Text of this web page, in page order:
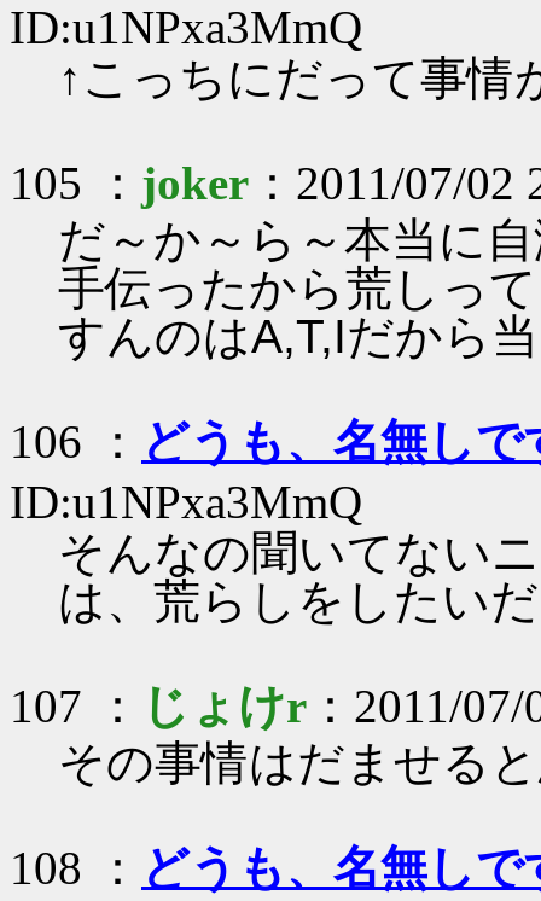
ID:u1NPxa3MmQ
↑こっちにだって事情
105 ： joker ：2011/07/
だ～か～ら～本当に
手伝ったから荒しっ
すんのはA,T,Iだから
106 ： どうも、名無しで
ID:u1NPxa3MmQ
そんなの聞いてない
は、荒らしをしたい
107 ： じょけr ：2011/
その事情はだませる
108 ： どうも、名無しで